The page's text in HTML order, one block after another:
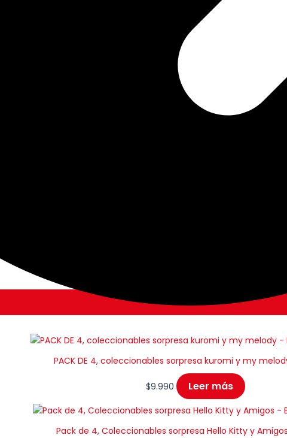
PACK DE 4, coleccionables sorpresa kuromi y my
$9.990 Leer más
Pack de 4, Coleccionables sorpresa Hello Kitty y